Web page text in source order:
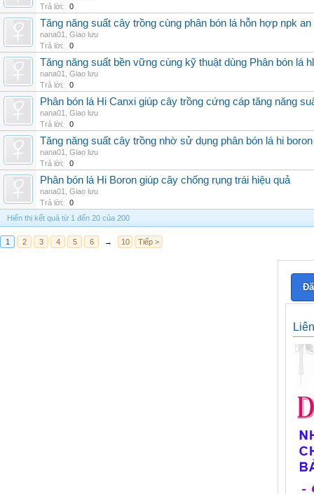
Trả lời:
0
Tăng năng suất cây trồng cùng phân bón lá hỗn hợp npk an
nana01
Giao lưu
Trả lời:
0
Tăng năng suất bền vững cùng kỹ thuật dùng Phân bón lá
nana01
Giao lưu
Trả lời:
0
Phân bón lá Hi Canxi giúp cây trồng cứng cáp tăng năng
nana01
Giao lưu
Trả lời:
0
Tăng năng suất cây trồng nhờ sử dụng phân bón lá hi
nana01
Giao lưu
Trả lời:
0
Phân bón lá Hi Boron giúp cây chống rụng trái hiệu quả
nana01
Giao lưu
Trả lời:
0
Hiển thị kết quả từ 1 đến 20 của 200
1 2 3 4 5 6 → 10 Tiếp >